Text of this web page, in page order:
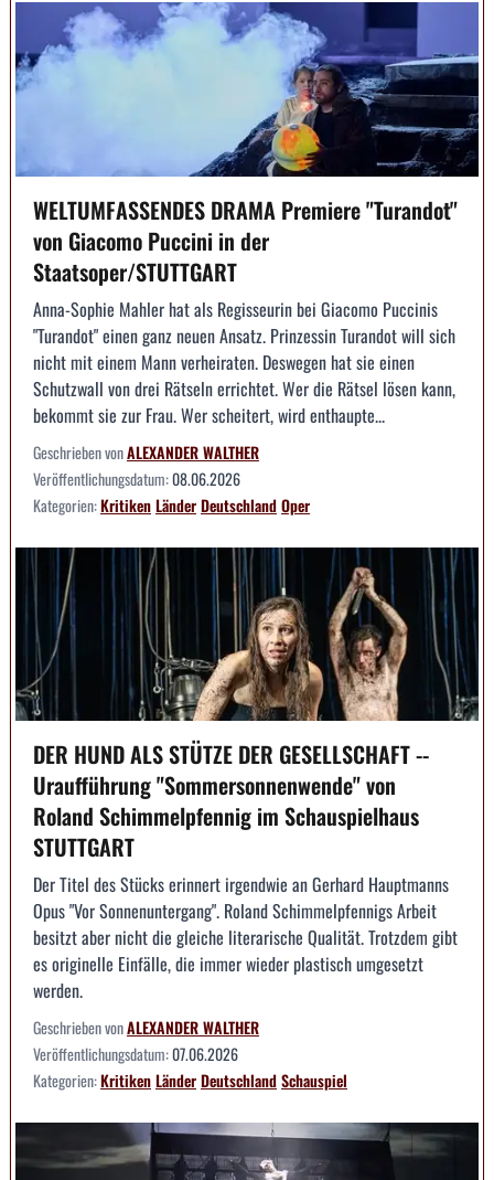
WELTUMFASSENDES DRAMA Premiere "Turandot"
von Giacomo Puccini in der
Staatsoper/STUTTGART
Anna-Sophie Mahler hat als Regisseurin bei Giacomo Puccinis
"Turandot" einen ganz neuen Ansatz. Prinzessin Turandot will sich
nicht mit einem Mann verheiraten. Deswegen hat sie einen
Schutzwall von drei Rätseln errichtet. Wer die Rätsel lösen kann,
bekommt sie zur Frau. Wer scheitert, wird enthaupte...
Geschrieben vonALEXANDER WALTHER
Veröffentlichungsdatum:08.06.2026
Kategorien:KritikenLänderDeutschlandOper
DER HUND ALS STÜTZE DER GESELLSCHAFT --
Uraufführung "Sommersonnenwende" von
Roland Schimmelpfennig im Schauspielhaus
STUTTGART
Der Titel des Stücks erinnert irgendwie an Gerhard Hauptmanns
Opus "Vor Sonnenuntergang". Roland Schimmelpfennigs Arbeit
besitzt aber nicht die gleiche literarische Qualität. Trotzdem gibt
es originelle Einfälle, die immer wieder plastisch umgesetzt
werden.
Geschrieben vonALEXANDER WALTHER
Veröffentlichungsdatum:07.06.2026
Kategorien:KritikenLänderDeutschlandSchauspiel